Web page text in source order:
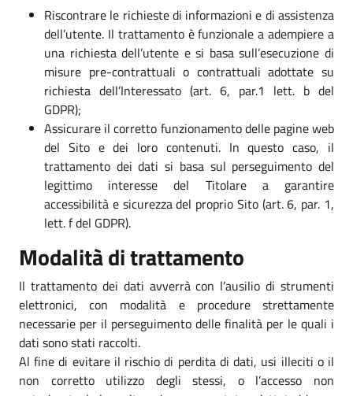
Riscontrare le richieste di informazioni e di assistenza
dell’utente. Il trattamento è funzionale a adempiere a
una richiesta dell’utente e si basa sull’esecuzione di
misure pre-contrattuali o contrattuali adottate su
richiesta dell’Interessato (art. 6, par.1 lett. b del
GDPR);
Assicurare il corretto funzionamento delle pagine web
del Sito e dei loro contenuti. In questo caso, il
trattamento dei dati si basa sul perseguimento del
legittimo interesse del Titolare a garantire
accessibilità e sicurezza del proprio Sito (art. 6, par. 1,
lett. f del GDPR).
Modalità di trattamento
Il trattamento dei dati avverrà con l’ausilio di strumenti
elettronici, con modalità e procedure strettamente
necessarie per il perseguimento delle finalità per le quali i
dati sono stati raccolti.
Al fine di evitare il rischio di perdita di dati, usi illeciti o il
non corretto utilizzo degli stessi, o l’accesso non